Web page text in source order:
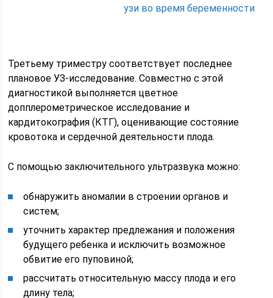
узи во время беременности
Третьему триместру соответствует последнее
плановое УЗ-исследование. Совместно с этой
диагностикой выполняется цветное
допплерометрическое исследование и
кардитокография (КТГ), оценивающие состояние
кровотока и сердечной деятельности плода.
С помощью заключительного ультразвука можно:
обнаружить аномалии в строении органов и
систем;
уточнить характер предлежания и положения
будущего ребенка и исключить возможное
обвитие его пуповиной;
рассчитать относительную массу плода и его
длину тела;